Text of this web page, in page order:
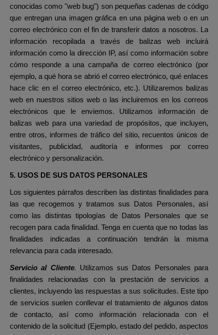
conocidas como "web bug") son pequeñas cadenas de código
que entregan una imagen gráfica en una página web o en un
correo electrónico con el fin de transferir datos a nosotros. La
información recopilada a través de balizas web incluirá
información como la dirección IP, así como información sobre
cómo responde a una campaña de correo electrónico (por
ejemplo, a qué hora se abrió el correo electrónico, qué enlaces
hace clic en el correo electrónico, etc.). Utilizaremos balizas
web en nuestros sitios web o las incluiremos en los correos
electrónicos que le enviemos. Utilizamos información de
balizas web para una variedad de propósitos, que incluyen,
entre otros, informes de tráfico del sitio, recuentos únicos de
visitantes, publicidad, auditoría e informes por correo
electrónico y personalización.
5. USOS DE SUS DATOS PERSONALES
Los siguientes párrafos describen las distintas finalidades para
las que recogemos y tratamos sus Datos Personales, así
como las distintas tipologías de Datos Personales que se
recogen para cada finalidad. Tenga en cuenta que no todas las
finalidades indicadas a continuación tendrán la misma
relevancia para cada interesado.
Servicio al Cliente. Utilizamos sus Datos Personales para
finalidades relacionadas con la prestación de servicios a
clientes, incluyendo las respuestas a sus solicitudes. Este tipo
de servicios suelen conllevar el tratamiento de algunos datos
de contacto, así como información relacionada con el
contenido de la solicitud (Ejemplo, estado del pedido, aspectos